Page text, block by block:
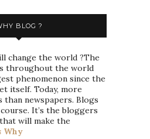
BLOG ?
change the world ?The
throughout the world
phenomenon since the
itself. Today, more
than newspapers. Blogs
It’s the bloggers
will make the
Why